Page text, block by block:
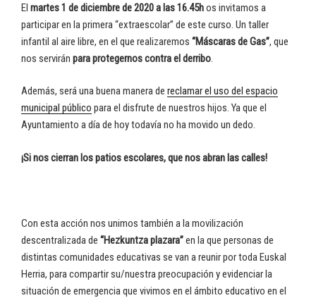
El martes 1 de diciembre de 2020 a las 16.45hos invitamos a
participar en la primera “extraescolar” de este curso. Un taller
infantil al aire libre, en el que realizaremos “Máscaras de Gas”, que
nos servirán para protegernos contra el derribo.
Además, será una buena manera de reclamar el uso del espacio
municipal público para el disfrute de nuestros hijos. Ya que el
Ayuntamiento a día de hoy todavía no ha movido un dedo.
¡Si nos cierran los patios escolares, que nos abran las calles!
Con esta acción nos unimos también a la movilización
descentralizada de “Hezkuntza plazara”en la que personas de
distintas comunidades educativas se van a reunir por toda Euskal
Herria, para compartir su/nuestra preocupación y evidenciar la
situación de emergencia que vivimos en el ámbito educativo en el